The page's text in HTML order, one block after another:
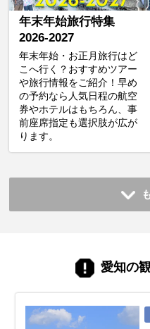
年末年始旅行特集
2026-2027
年末年始・お正月旅行はど
こへ行く？おすすめツアー
や旅行情報をご紹介！早め
の予約なら人気日程の航空
券やホテルはもちろん、事
前座席指定も選択肢が広が
ります。
愛知の